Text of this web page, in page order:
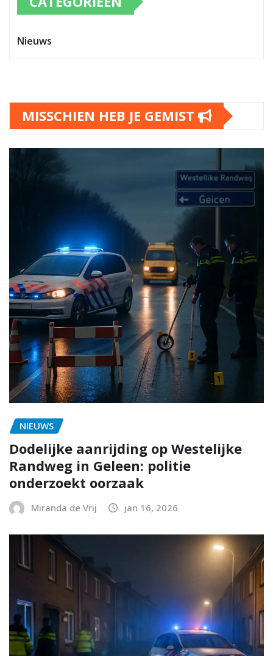
Nieuws
MISSCHIEN HEB JE GEMIST
NIEUWS
Dodelijke aanrijding op Westelijke
Randweg in Geleen: politie
onderzoekt oorzaak
Miranda de Vrij jan 16, 2026